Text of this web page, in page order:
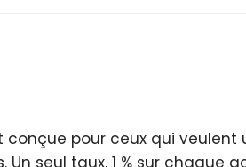
conçue pour ceux qui
seul taux, 1 % sur chaque